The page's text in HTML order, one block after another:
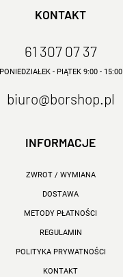
KONTAKT
61 307 07 37
PONIEDZIAŁEK - PIĄTEK 9:00 - 15:00
biuro@borshop.pl
INFORMACJE
ZWROT / WYMIANA
DOSTAWA
METODY PŁATNOŚCI
REGULAMIN
POLITYKA PRYWATNOŚCI
KONTAKT